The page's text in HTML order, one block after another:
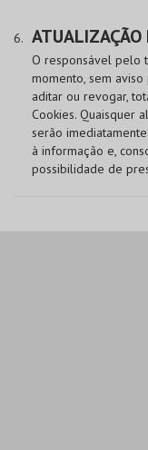
ATUALIZAÇÃO
O responsável pelo
momento, sem
aditar ou revogar,
Cookies. Quaisquer
serão
à informação e,
possibilidade de